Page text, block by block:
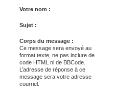
Votre nom :
Sujet :
Corps du message :
Ce message sera envoyé au
format texte, ne pas inclure de
code HTML ni de BBCode.
L’adresse de réponse à ce
message sera votre adresse
courriel.